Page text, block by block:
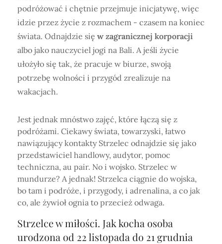
podróżować i chętnie przejmuje inicjatywę, więc
idzie przez życie z rozmachem - czasem na koniec
świata. Odnajdzie się w zagranicznej korporacji
albo jako nauczyciel jogi na Bali. A jeśli życie
ułożyło się tak, że pracuje w biurze, swoją
potrzebę wolności i przygód zrealizuje na
wakacjach.
Jest jednak mnóstwo zajęć, które łączą się z
podróżami. Ciekawy świata, towarzyski, łatwo
nawiązujący kontakty Strzelec odnajdzie się jako
przedstawiciel handlowy, audytor, pomoc
techniczna, au pair. No i wojsko. Strzelec w
mundurze? A jednak! Strzelca ciągnie do wojska,
bo tam i podróże, i przygody, i adrenalina, a co jak
co, ale żywioł ognia to przecież odwaga.
Strzelce w miłości. Jak kocha osoba
urodzona od 22 listopada do 21 grudnia